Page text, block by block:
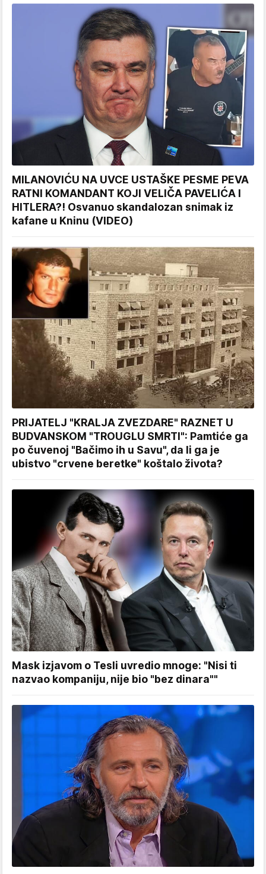
MILANOVIĆU NA UVCE USTAŠKE PESME PEVA
RATNI KOMANDANT KOJI VELIČA PAVELIĆA I
HITLERA?! Osvanuo skandalozan snimak iz
kafane u Kninu (VIDEO)
PRIJATELJ "KRALJA ZVEZDARE" RAZNET U
BUDVANSKOM "TROUGLU SMRTI": Pamtiće ga
po čuvenoj "Bačimo ih u Savu", da li ga je
ubistvo "crvene beretke" koštalo života?
Mask izjavom o Tesli uvredio mnoge: "Nisi ti
nazvao kompaniju, nije bio "bez dinara""